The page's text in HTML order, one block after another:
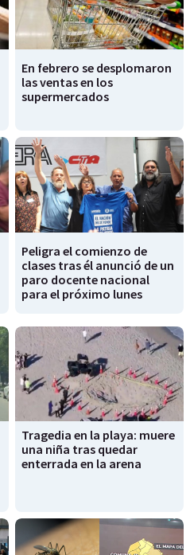
En febrero se desplomaron
las ventas en los
supermercados
Peligra el comienzo de
clases tras él anunció de un
paro docente nacional
para el próximo lunes
Tragedia en la playa: muere
una niña tras quedar
enterrada en la arena